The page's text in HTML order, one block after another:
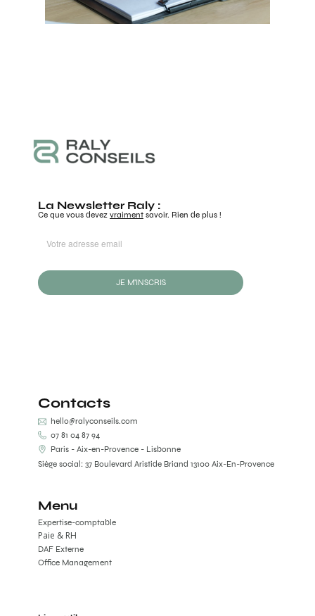
La Newsletter Raly :
Ce que vous devez vraiment savoir. Rien de plus !
JE M'INSCRIS
Contacts
hello@ralyconseils.com
07 81 04 87 94
Paris - Aix-en-Provence - Lisbonne
Siège social: 37 Boulevard Aristide Briand 13100 Aix-En-Provence
Menu
Expertise-comptable
DAF Externe
Office Management
Paie & RH